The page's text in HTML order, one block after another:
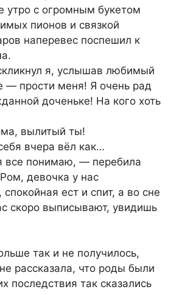
утро с огромным букетом
пионов и связкой
наперевес поспешил к
я, услышав любимый
— прости меня! Я очень рад
доченьке! На кого хоть
вылитый ты!
вчера вёл как…
понимаю, — перебила
девочка у нас
спокойная ест и спит, а во сне
скоро выписывают, увидишь
так и не получилось,
рассказала, что роды были
последствия так сказались